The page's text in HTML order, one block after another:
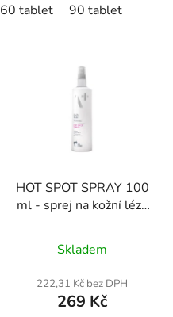
60 tablet 90 tablet
HOT SPOT SPRAY 100
ml - sprej na kožní léze
hodnocení
produktu
je
Skladem
222,31 Kč bez DPH
269 Kč